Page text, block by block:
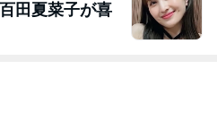
田夏菜子が喜